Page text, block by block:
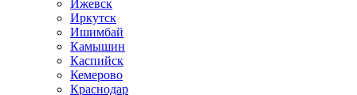
Ижевск
Иркутск
Ишимбай
Камышин
Каспийск
Кемерово
Краснодар